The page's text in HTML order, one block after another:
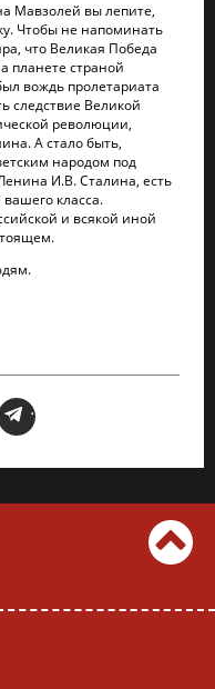
Мавзолей вы лепите,
Чтобы не напоминать
что Великая Победа
планете страной
вождь пролетариата
следствие Великой
революции,
А стало быть,
народом под
И.В. Сталина, есть
класса.
и всякой иной